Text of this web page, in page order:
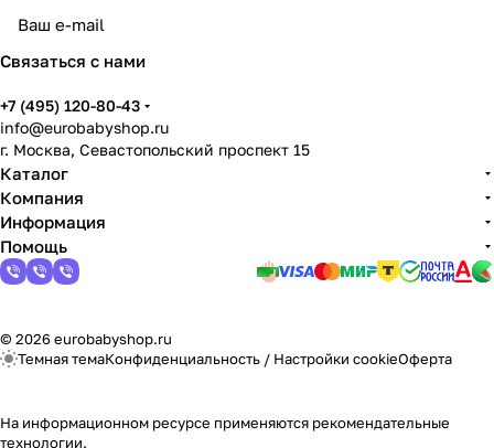
Связаться с нами
+7 (495) 120-80-43
info@eurobabyshop.ru
г. Москва, Севастопольский проспект 15
Каталог
Компания
Информация
Помощь
© 2026 eurobabyshop.ru
Темная темаКонфиденциальность / Настройки cookieОферта
На информационном ресурсе применяются рекомендательные
технологии.